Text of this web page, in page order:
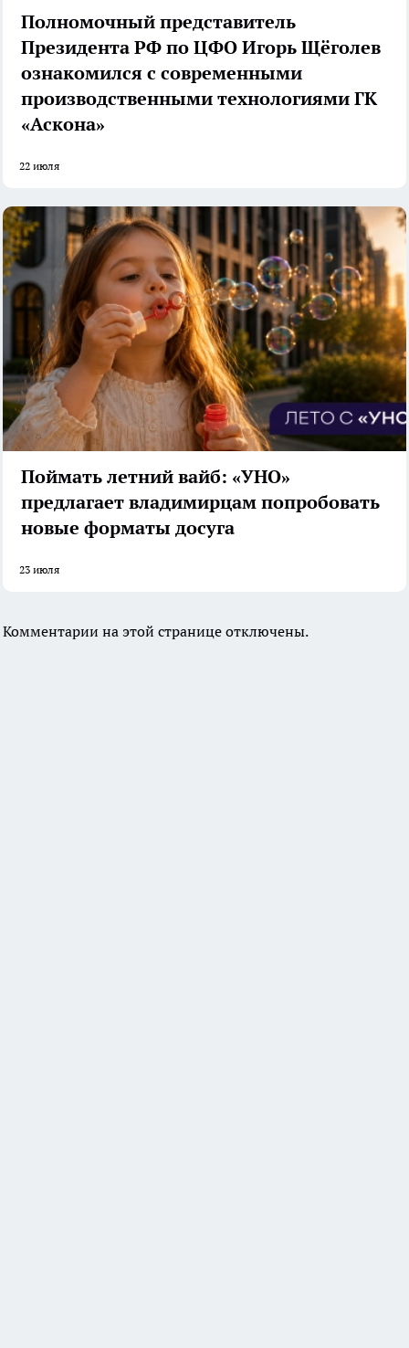
Полномочный представитель
Президента РФ по ЦФО Игорь Щёголев
ознакомился с современными
производственными технологиями ГК
«Аскона»
22 июля
Поймать летний вайб: «УНО»
предлагает владимирцам попробовать
новые форматы досуга
23 июля
Комментарии на этой странице отключены.